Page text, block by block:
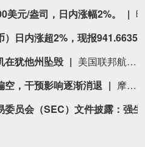
美元/盎司，日内涨幅2%。
在犹他州坠毁
美国联邦航空局当地时间8月7日证实，一架西科斯基S-64直升机当天在犹他州里奇菲尔德一处野火现场附近作业时坠毁，机上两名乘员目前状况不明。（央视新闻）
空，干预影响逐渐消退
摩根士丹利外汇策略师对日元转向偏空，他们认为，随着事实证明美日当局支撑日元汇率的措施效果短暂，日元将逐步走弱。当局联手支撑日元仅短暂提振了日元需求，并未扭转其长期下行趋势。因此，策略师在维持中性立场的同时，转为偏空倾向。“除非再次联合干预汇市，否则我们预计美元/日元将逐步走高，”David Adams、Andrew Watrous和Molly Nickolin周五写道。